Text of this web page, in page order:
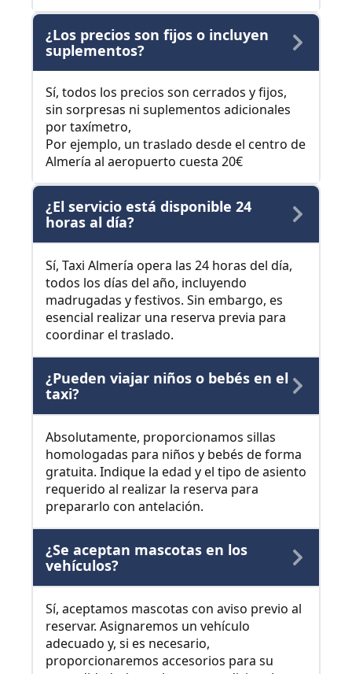
¿Los precios son fijos o incluyen
suplementos?
Sí, todos los precios son cerrados y fijos,
sin sorpresas ni suplementos adicionales
por taxímetro,
Por ejemplo, un traslado desde el centro de
Almería al aeropuerto cuesta 20€
¿El servicio está disponible 24
horas al día?
Sí, Taxi Almería opera las 24 horas del día,
todos los días del año, incluyendo
madrugadas y festivos. Sin embargo, es
esencial realizar una reserva previa para
coordinar el traslado.
¿Pueden viajar niños o bebés en el
taxi?
Absolutamente, proporcionamos sillas
homologadas para niños y bebés de forma
gratuita. Indique la edad y el tipo de asiento
requerido al realizar la reserva para
prepararlo con antelación.
¿Se aceptan mascotas en los
vehículos?
Sí, aceptamos mascotas con aviso previo al
reservar. Asignaremos un vehículo
adecuado y, si es necesario,
proporcionaremos accesorios para su